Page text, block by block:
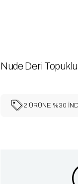
Nude Deri
2.ÜRÜNE %30